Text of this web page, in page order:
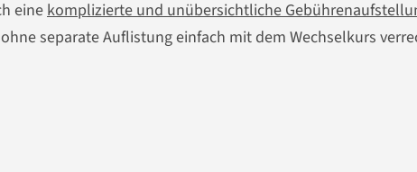
eine komplizierte und unübersichtliche
separate Auflistung einfach mit dem Wechselkurs